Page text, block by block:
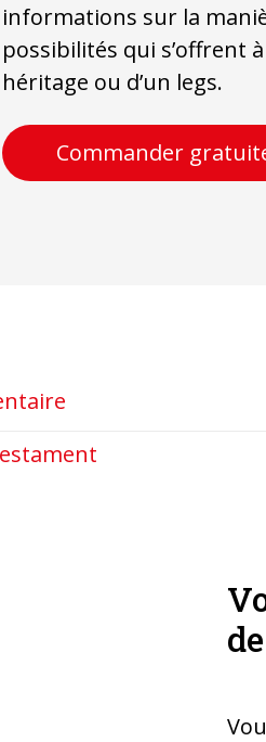
informations sur la
possibilités qui s’offrent
héritage ou d’un legs.
Commander